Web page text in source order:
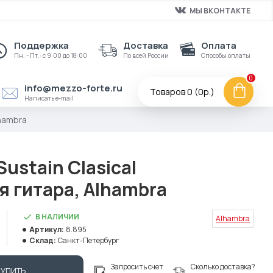
МЫ ВКОНТАКТЕ
Поддержка
Пн. - Пт.: с 9:00 до 18:00
Доставка
По всей России
Оплата
Способы оплаты
info@mezzo-forte.ru
Написать e-mail
Товаров 0 (0р.)
0
Clasical
гитара, Alhambra
В НАЛИЧИИ
Артикул: 8.895
Склад: Санкт-Петербург
Alhambra
Запросить счет Сколько доставка?